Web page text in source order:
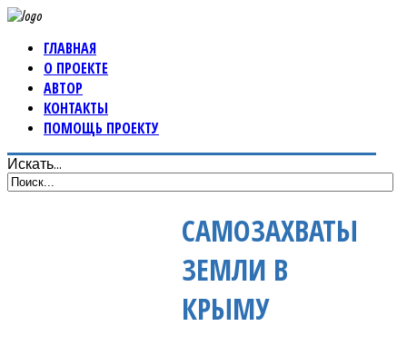
ГЛАВНАЯ
О ПРОЕКТЕ
АВТОР
КОНТАКТЫ
ПОМОЩЬ ПРОЕКТУ
Искать...
САМОЗАХВАТЫ
ЗЕМЛИ В
КРЫМУ